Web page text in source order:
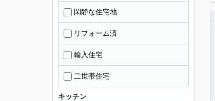
閑静な住宅地
リフォーム済
輸入住宅
二世帯住宅
キッチン